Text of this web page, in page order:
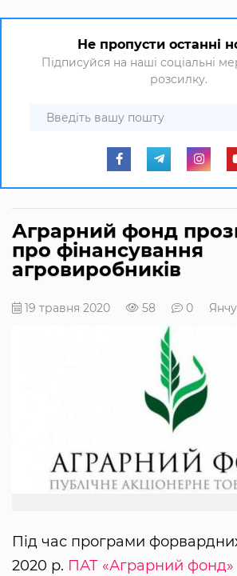
Не пропусти останні
Підписуйся на наші соціальні
розсилку.
Аграрний фонд
про фінансування
агровиробників
19 травня 2020 58 0
Під час програми
2020 р. ПАТ «Аграрний фонд»